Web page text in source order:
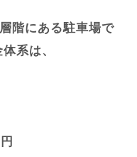
階にある駐車場で
系は、